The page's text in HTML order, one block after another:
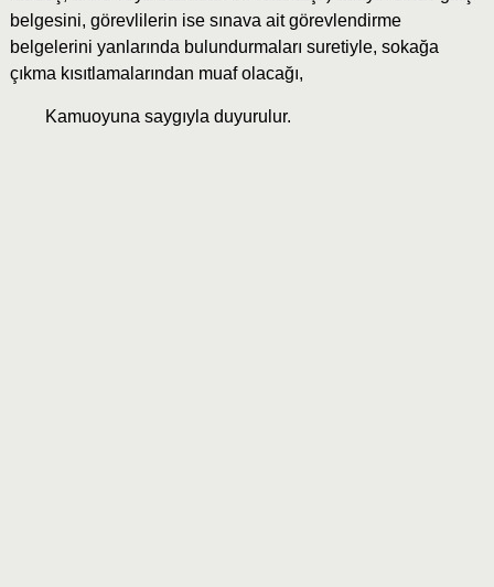
belgesini, görevlilerin ise sınava ait görevlendirme
belgelerini yanlarında bulundurmaları suretiyle, sokağa
çıkma kısıtlamalarından muaf olacağı,
Kamuoyuna saygıyla duyurulur.